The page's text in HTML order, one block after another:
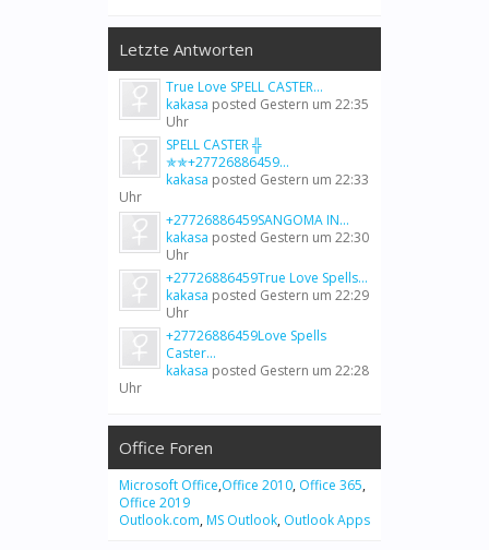
Letzte Antworten
True Love SPELL CASTER...
kakasa posted Gestern um 22:35
Uhr
SPELL CASTER ╬
✯✯+27726886459...
kakasa posted Gestern um 22:33
Uhr
+27726886459SANGOMA IN...
kakasa posted Gestern um 22:30
Uhr
+27726886459True Love Spells...
kakasa posted Gestern um 22:29
Uhr
+27726886459Love Spells
Caster...
kakasa posted Gestern um 22:28
Uhr
Office Foren
Microsoft Office,Office 2010, Office 365,
Office 2019
Outlook.com, MS Outlook, Outlook Apps